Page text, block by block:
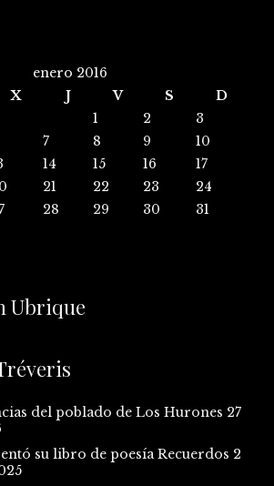
enero 2016
X J V S
D
1
2
3
7 8 9
10
14 15 16
17
21 22 23
24
28 29 30 31
Ubrique
del poblado de Los Hurones 27
su libro de poesía Recuerdos 2